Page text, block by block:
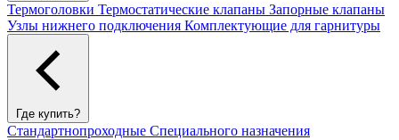
Термоголовки Термостатические клапаны Запорные клапаны
Узлы нижнего подключения Комплектующие для гарнитуры
Где купить?
Стандартнопроходные Специального назначения